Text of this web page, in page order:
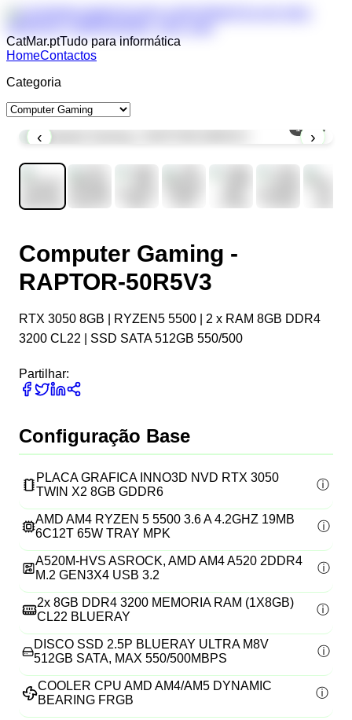
CatMar.ptTudo para informática
HomeContactos
Categoria
‹ ›
1/
Computer Gaming -
RAPTOR-50R5V3
RTX 3050 8GB | RYZEN5 5500 | 2 x RAM 8GB DDR4
3200 CL22 | SSD SATA 512GB 550/500
Partilhar:
Configuração Base
PLACA GRAFICA INNO3D NVD RTX 3050
TWIN X2 8GB GDDR6
AMD AM4 RYZEN 5 5500 3.6 A 4.2GHZ 19MB
6C12T 65W TRAY MPK
A520M-HVS ASROCK, AMD AM4 A520 2DDR4
M.2 GEN3X4 USB 3.2
2x 8GB DDR4 3200 MEMORIA RAM (1X8GB)
CL22 BLUERAY
DISCO SSD 2.5P BLUERAY ULTRA M8V
512GB SATA, MAX 550/500MBPS
COOLER CPU AMD AM4/AM5 DYNAMIC
BEARING FRGB